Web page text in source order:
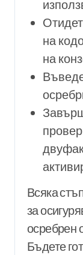
на
на
Всяка
за
осребрен
Бъдете